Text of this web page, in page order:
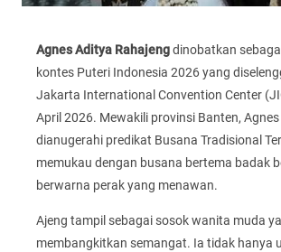
Agnes Aditya Rahajengdinobatkan
kontes Puteri Indonesia 2026 yang
Jakarta International Convention Center
April 2026. Mewakili provinsi Banten,
dianugerahi predikat Busana Tradisional
memukau dengan busana bertema badak
berwarna perak yang menawan.
Ajeng tampil sebagai sosok wanita muda
membangkitkan semangat. Ia tidak hanya